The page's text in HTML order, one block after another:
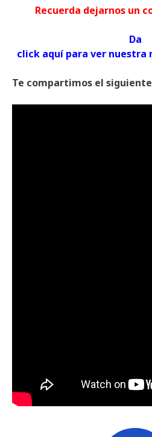
Recuerda dejarnos
Da
click aquí para ver
Te compartimos el